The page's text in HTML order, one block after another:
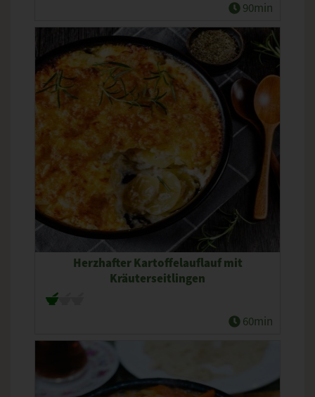
90min
Herzhafter Kartoffelauflauf mit
Kräuterseitlingen
60min